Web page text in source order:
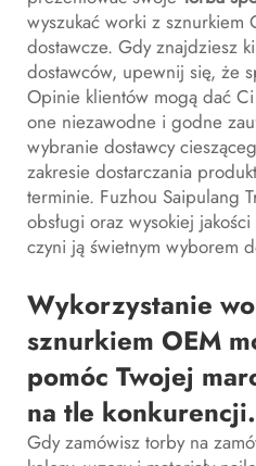
wyszukać worki z
dostawcze. Gdy znajdziesz
dostawców, upewnij się, że
Opinie klientów mogą dać
one niezawodne i godne
wybranie dostawcy
zakresie dostarczania
terminie. Fuzhou Saipulang
obsługi oraz wysokiej
czyni ją świetnym wyborem
Wykorzystanie
sznurkiem OEM
pomóc Twojej
na tle konkurencji.
Gdy zamówisz torby na